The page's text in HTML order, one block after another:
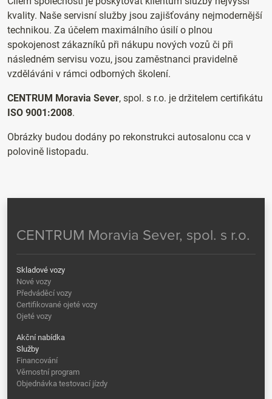
kvality. Naše servisní služby jsou zajišťovány nejmodernější
technikou. Za účelem maximálního úsilí o plnou
spokojenost zákazníků při nákupu nových vozů či při
následném servisu vozu, jsou zaměstnanci pravidelně
vzděláváni v rámci odborných školení.
CENTRUM Moravia Sever, spol. s r.o. je držitelem certifikátu
ISO 9001:2008.
Obrázky budou dodány po rekonstrukci autosalonu cca v
polovině listopadu.
CENTRUM Moravia Sever, spol. s r.o.
Skladové vozy
Nové vozy
Předváděcí vozy
Certifikované ojeté vozy
Ojeté vozy
Akční nabídka
Služby
Financování
Věrnostní program
Objednávka testovací jízdy